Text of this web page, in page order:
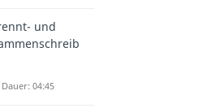
und
04:45